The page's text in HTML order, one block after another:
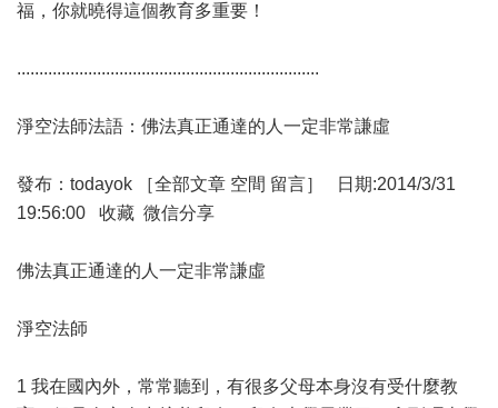
福，你就曉得這個教育多重要！
....................................................................
淨空法師法語：佛法真正通達的人一定非常謙虛
發布：todayok ［全部文章 空間 留言］ 日期:2014/3/31
19:56:00 收藏 微信分享
佛法真正通達的人一定非常謙虛
淨空法師
1 我在國內外，常常聽到，有很多父母本身沒有受什麼教